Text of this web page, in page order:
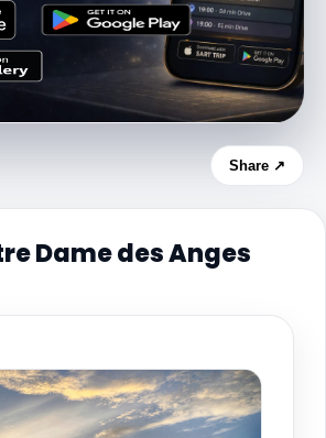
Share ↗
Dame des Anges